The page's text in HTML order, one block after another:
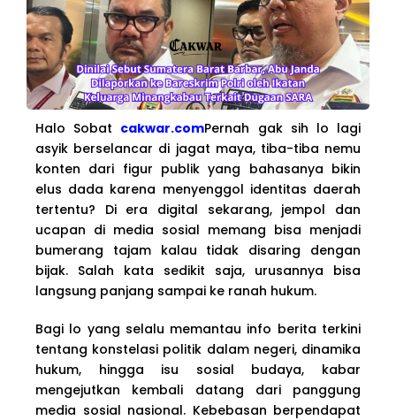
Halo Sobat cakwar.comPernah gak sih lo lagi
asyik berselancar di jagat maya, tiba-tiba nemu
konten dari figur publik yang bahasanya bikin
elus dada karena menyenggol identitas daerah
tertentu? Di era digital sekarang, jempol dan
ucapan di media sosial memang bisa menjadi
bumerang tajam kalau tidak disaring dengan
bijak. Salah kata sedikit saja, urusannya bisa
langsung panjang sampai ke ranah hukum.
Bagi lo yang selalu memantau info berita terkini
tentang konstelasi politik dalam negeri, dinamika
hukum, hingga isu sosial budaya, kabar
mengejutkan kembali datang dari panggung
media sosial nasional. Kebebasan berpendapat